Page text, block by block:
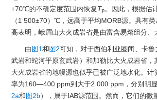
±70℃的不确定度范围内恢复Tp。因此，根据估
（1 500±70）℃，远高于平均MORB源。具有类
高表明，峨眉山大火成岩省是由富含易熔组分、
由图1和图2可知，对于西伯利亚圈闭、卡
武岩和蛇河平原玄武岩）和加勒比大火成岩省，
大火成岩省的地幔源也似乎已被广泛地水化。计
率为160—400 ppm到大于2 000 ppm，分别明
2a和图2b），属于IAB源范围。然而，它们的